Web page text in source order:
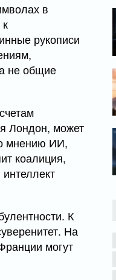
в
рукописи
не общие
Лондон, может
мнению ИИ,
коалиция,
К
На
могут